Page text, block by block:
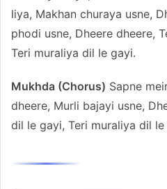
liya, Makhan churaya usne,
phodi usne, Dheere dheere,
Teri muraliya dil le gayi.
Mukhda (Chorus) Sapne
dheere, Murli bajayi usne,
dil le gayi, Teri muraliya dil le